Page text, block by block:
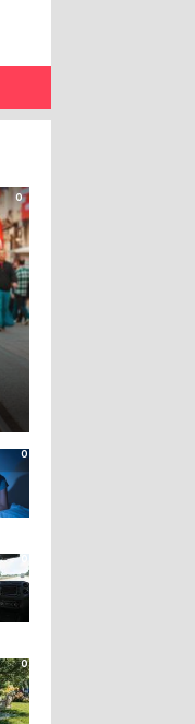
0
0
0
0